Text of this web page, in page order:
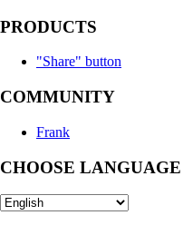
PRODUCTS
"Share" button
COMMUNITY
Frank
CHOOSE LANGUAGE